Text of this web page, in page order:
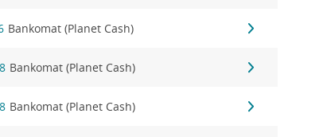
Bankomat (Planet Cash)
Bankomat (Planet Cash)
Bankomat (Planet Cash)